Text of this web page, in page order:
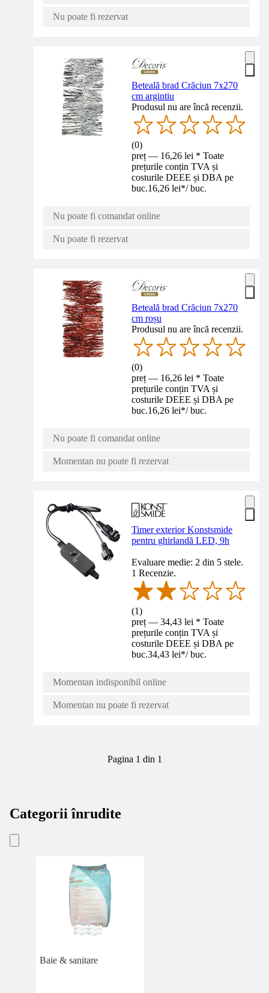
Nu poate fi rezervat
Beteală brad Crăciun 7x270
cm argintiu
Produsul nu are încă recenzii.
(0)
preț — 16,26 lei * Toate
prețurile conțin TVA și
costurile DEEE și DBA pe
buc.16,26 lei*/ buc.
Nu poate fi comandat online
Nu poate fi rezervat
Beteală brad Crăciun 7x270
cm roșu
Produsul nu are încă recenzii.
(0)
preț — 16,26 lei * Toate
prețurile conțin TVA și
costurile DEEE și DBA pe
buc.16,26 lei*/ buc.
Nu poate fi comandat online
Momentan nu poate fi rezervat
Timer exterior Konstsmide
pentru ghirlandă LED, 9h
Evaluare medie: 2 din 5 stele.
1 Recenzie.
(1)
preț — 34,43 lei * Toate
prețurile conțin TVA și
costurile DEEE și DBA pe
buc.34,43 lei*/ buc.
Momentan indisponibil online
Momentan nu poate fi rezervat
Pagina 1 din 1
Categorii înrudite
Baie & sanitare